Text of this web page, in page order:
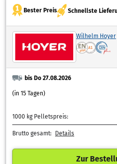
Bester Preis Schnellste
Wilhelm Hoyer
bis Do 27.08.2026
(in 15 Tagen)
1000 kg Pelletspreis:
Brutto gesamt: Details
Zur